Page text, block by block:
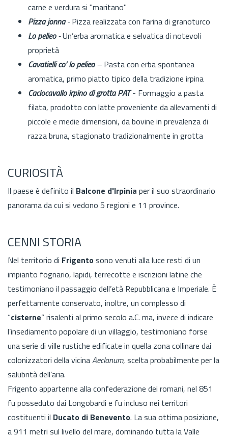
carne e verdura si "maritano"
Pizza jonna-Pizza realizzata con farina di granoturco
Lo pelieo-Un’erba aromatica e selvatica di notevoli
proprietà
Cavatielli co’ lo pelieo– Pasta con erba spontanea
aromatica, primo piatto tipico della tradizione irpina
Caciocavallo irpino di grotta PAT- Formaggio a pasta
filata, prodotto con latte proveniente da allevamenti di
piccole e medie dimensioni, da bovine in prevalenza di
razza bruna, stagionato tradizionalmente in grotta
CURIOSITÀ
Il paese è definito il Balcone d'Irpinia per il suo straordinario
panorama da cui si vedono 5 regioni e 11 province.
CENNI STORIA
Nel territorio di Frigentosono venuti alla luce resti di un
impianto fognario, lapidi, terrecotte e iscrizioni latine che
testimoniano il passaggio dell’età Repubblicana e Imperiale. È
perfettamente conservato, inoltre, un complesso di
“cisterne” risalenti al primo secolo a.C. ma, invece di indicare
l’insediamento popolare di un villaggio, testimoniano forse
una serie di ville rustiche edificate in quella zona collinare dai
colonizzatori della vicinaAeclanum, scelta probabilmente per la
salubrità dell’aria.
Frigento appartenne alla confederazione dei romani, nel 851
fu posseduto dai Longobardi e fu incluso nei territori
costituenti il Ducato di Benevento. La sua ottima posizione,
a 911 metri sul livello del mare, dominando tutta laValle